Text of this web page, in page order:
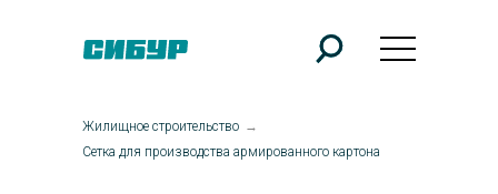
Жилищное строительство →
Сетка для производства армированного картона